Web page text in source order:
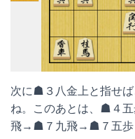
次に☗３八金上と指せ
ね。このあとは、☗４
飛→☗７九飛→☗７五歩